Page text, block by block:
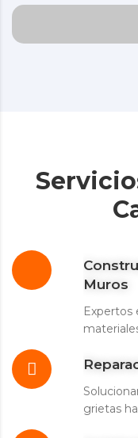
Muros
Expertos
grietas